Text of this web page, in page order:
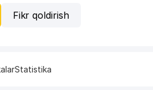
Fikr qoldirish
Statistika